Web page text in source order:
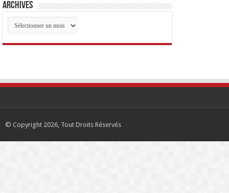
Archives
Archives
© Copyright 2026, Tout Droits Réservés